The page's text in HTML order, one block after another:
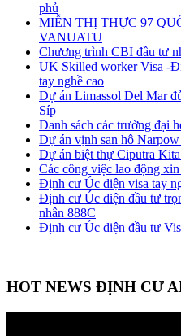
phủ
MIỄN THỊ THỰC 97
VANUATU
Chương trình CBI đầu tư
UK Skilled worker Visa -
tay nghề cao
Dự án Limassol Del Mar
Síp
Danh sách các trường đại
Dự án vịnh san hô
Dự án biệt thự Ciputra
Các công việc lao động
Định cư Úc diện visa tay
Định cư Úc diện đầu tư
nhân 888C
Định cư Úc diện đầu tư
HOT NEWS ĐỊNH CƯ